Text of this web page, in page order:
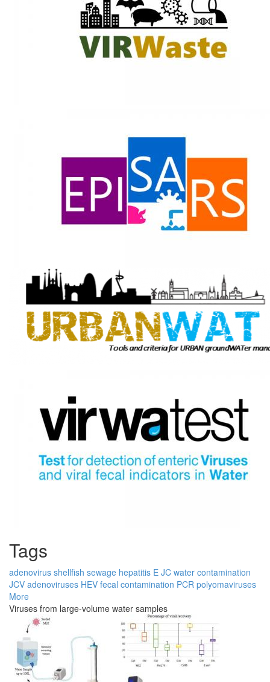
Tags
adenovirus shellfish sewage hepatitis E JC water contamination
JCV adenoviruses HEV fecal contamination PCR polyomaviruses
More
Viruses from large-volume water samples